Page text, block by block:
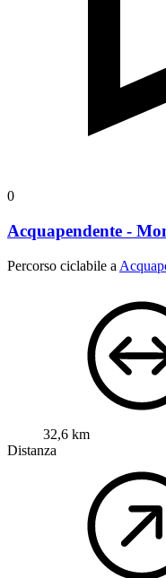
0
Acquapendente -
Percorso ciclabile a
32,6 km
Distanza